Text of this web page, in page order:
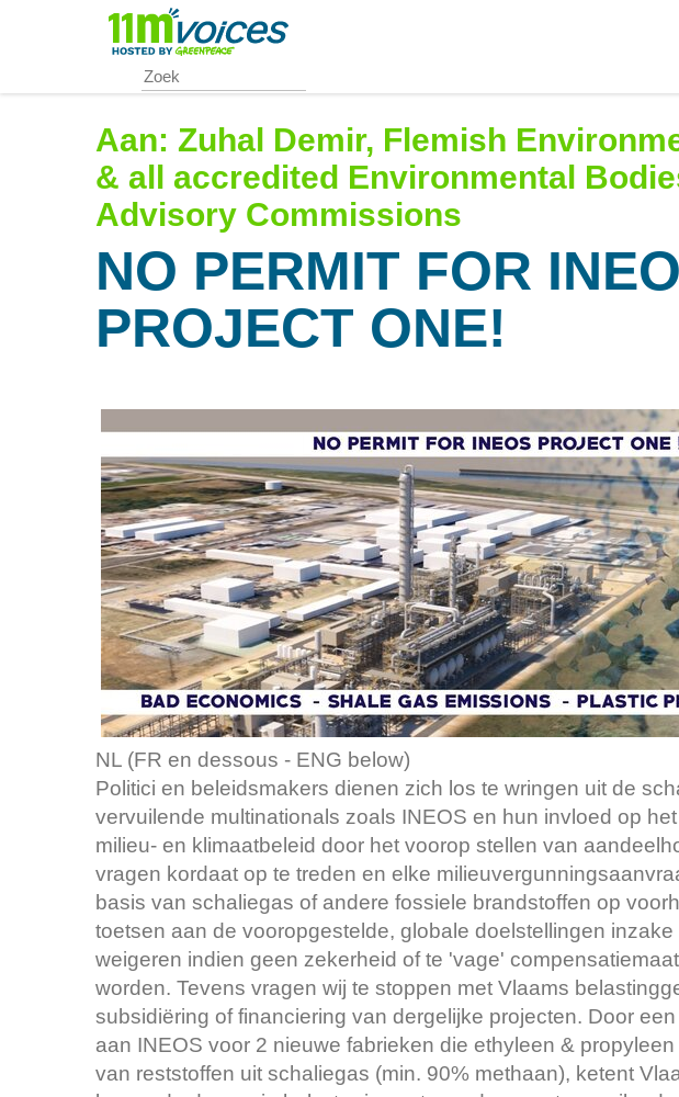
content
Aan: Zuhal Demir, Flemish
& all accredited Environmental
Advisory Commissions
NO PERMIT FOR
PROJECT ONE!
NL (FR en dessous - ENG below)
Politici en beleidsmakers dienen zich los te wringen uit de
vervuilende multinationals zoals INEOS en hun invloed op
milieu- en klimaatbeleid door het voorop stellen van
vragen kordaat op te treden en elke
basis van schaliegas of andere fossiele brandstoffen op
toetsen aan de vooropgestelde, globale doelstellingen
weigeren indien geen zekerheid of te 'vage'
worden. Tevens vragen wij te stoppen met Vlaams
subsidiëring of financiering van dergelijke projecten. Door
aan INEOS voor 2 nieuwe fabrieken die ethyleen &
van reststoffen uit schaliegas (min. 90% methaan), ketent